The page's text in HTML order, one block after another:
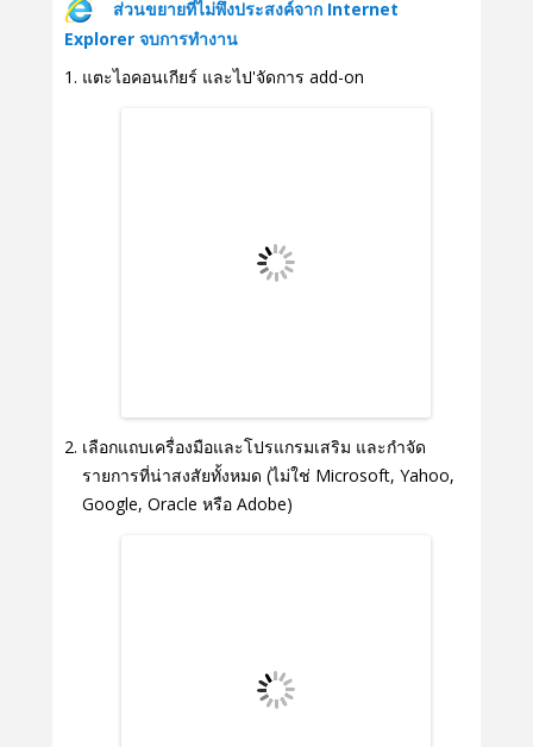
ส่วนขยายที่ไม่พึงประสงค์จาก Internet
Explorer จบการทำงาน
แตะไอคอนเกียร์ และไป'จัดการ add-on
เลือกแถบเครื่องมือและโปรแกรมเสริม และกำจัด
รายการที่น่าสงสัยทั้งหมด (ไม่ใช่ Microsoft, Yahoo,
Google, Oracle หรือ Adobe)